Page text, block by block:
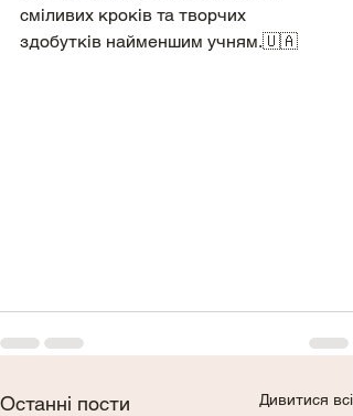
сміливих кроків та творчих
здобутків найменшим учням.🇺🇦
Останні пости Дивитися всі